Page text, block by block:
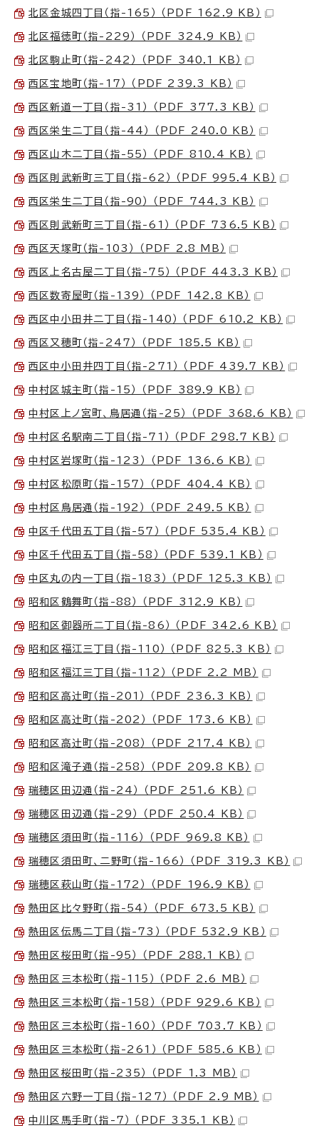
北区金城四丁目（指-165） （PDF 162.9 KB）
北区福徳町（指-229） （PDF 324.9 KB）
北区駒止町（指-242） （PDF 340.1 KB）
西区宝地町（指-17） （PDF 239.3 KB）
西区新道一丁目（指-31） （PDF 377.3 KB）
西区栄生二丁目（指-44） （PDF 240.0 KB）
西区山木二丁目（指-55） （PDF 810.4 KB）
西区則武新町三丁目（指-62） （PDF 995.4 KB）
西区栄生二丁目（指-90） （PDF 744.3 KB）
西区則武新町三丁目（指-61） （PDF 736.5 KB）
西区天塚町（指-103） （PDF 2.8 MB）
西区上名古屋二丁目（指-75） （PDF 443.3 KB）
西区数寄屋町（指-139） （PDF 142.8 KB）
西区中小田井二丁目（指-140） （PDF 610.2 KB）
西区又穂町（指-247） （PDF 185.5 KB）
西区中小田井四丁目（指-271） （PDF 439.7 KB）
中村区城主町（指-15） （PDF 389.9 KB）
中村区上ノ宮町、鳥居通（指-25） （PDF 368.6 KB）
中村区名駅南二丁目（指-71） （PDF 298.7 KB）
中村区岩塚町（指-123） （PDF 136.6 KB）
中村区松原町（指-157） （PDF 404.4 KB）
中村区鳥居通（指-192） （PDF 249.5 KB）
中区千代田五丁目（指-57） （PDF 535.4 KB）
中区千代田五丁目（指-58） （PDF 539.1 KB）
中区丸の内一丁目（指-183） （PDF 125.3 KB）
昭和区鶴舞町（指-88） （PDF 312.9 KB）
昭和区御器所二丁目（指-86） （PDF 342.6 KB）
昭和区福江三丁目（指-110） （PDF 825.3 KB）
昭和区福江三丁目（指-112） （PDF 2.2 MB）
昭和区高辻󠄀町（指-201） （PDF 236.3 KB）
昭和区高辻󠄀町（指-202） （PDF 173.6 KB）
昭和区高辻󠄀町（指-208） （PDF 217.4 KB）
昭和区滝子通（指-258） （PDF 209.8 KB）
瑞穂区田辺通（指-24） （PDF 251.6 KB）
瑞穂区田辺通（指-29） （PDF 250.4 KB）
瑞穂区須田町（指-116） （PDF 969.8 KB）
瑞穂区須田町、二野町（指-166） （PDF 319.3 KB）
瑞穂区萩山町（指-172） （PDF 196.9 KB）
熱田区比々野町（指-54） （PDF 673.5 KB）
熱田区伝馬二丁目（指-73） （PDF 532.9 KB）
熱田区桜田町（指-95） （PDF 288.1 KB）
熱田区三本松町（指-115） （PDF 2.6 MB）
熱田区三本松町（指-158） （PDF 929.6 KB）
熱田区三本松町（指-160） （PDF 703.7 KB）
熱田区三本松町（指-261） （PDF 585.6 KB）
熱田区桜田町（指-235） （PDF 1.3 MB）
熱田区六野一丁目（指-127） （PDF 2.9 MB）
中川区馬手町（指-7） （PDF 335.1 KB）